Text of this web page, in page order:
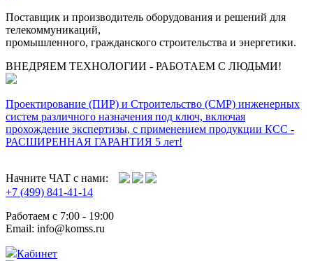
Поставщик и производитель оборудования и решений для
телекоммуникаций,
промышленного, гражданского строительства и энергетики.
ВНЕДРЯЕМ ТЕХНОЛОГИИ - РАБОТАЕМ С ЛЮДЬМИ!
Проектирование (ПИР) и Cтроительство (СМР) инженерных
систем различного назначения под ключ, включая
прохождение экспертизы, с применением продукции КСС -
РАСШИРЕННАЯ ГАРАНТИЯ 5 лет!
Начните ЧАТ с нами:
+7 (499) 841-41-14
Работаем с 7:00 - 19:00
Email: info@komss.ru
Кабинет